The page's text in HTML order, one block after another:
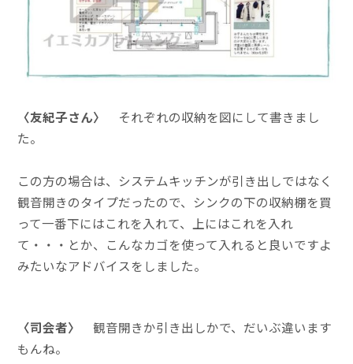
〈友紀子さん〉 それぞれの収納を図にして書きまし
た。
この方の場合は、システムキッチンが引き出しではなく
観音開きのタイプだったので、シンクの下の収納棚を買
って一番下にはこれを入れて、上にはこれを入れ
て・・・とか、こんなカゴを使って入れると良いですよ
みたいなアドバイスをしました。
〈司会者〉 観音開きか引き出しかで、だいぶ違います
もんね。